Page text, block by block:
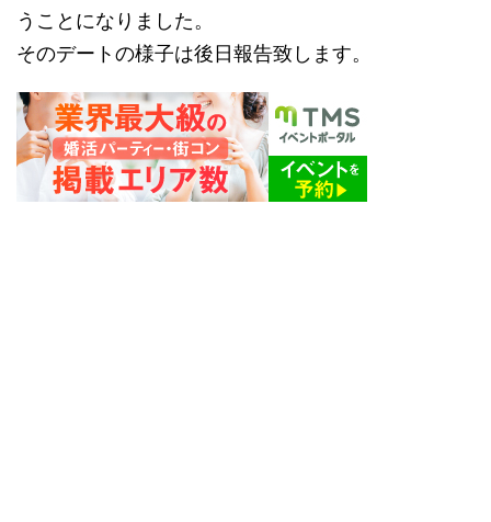
うことになりました。
そのデートの様子は後日報告致します。